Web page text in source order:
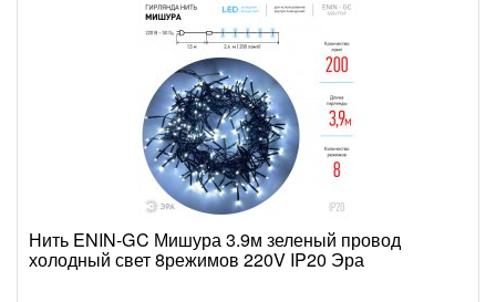
Нить ENIN-GC Мишура 3.9м зеленый провод
холодный свет 8режимов 220V IP20 Эра